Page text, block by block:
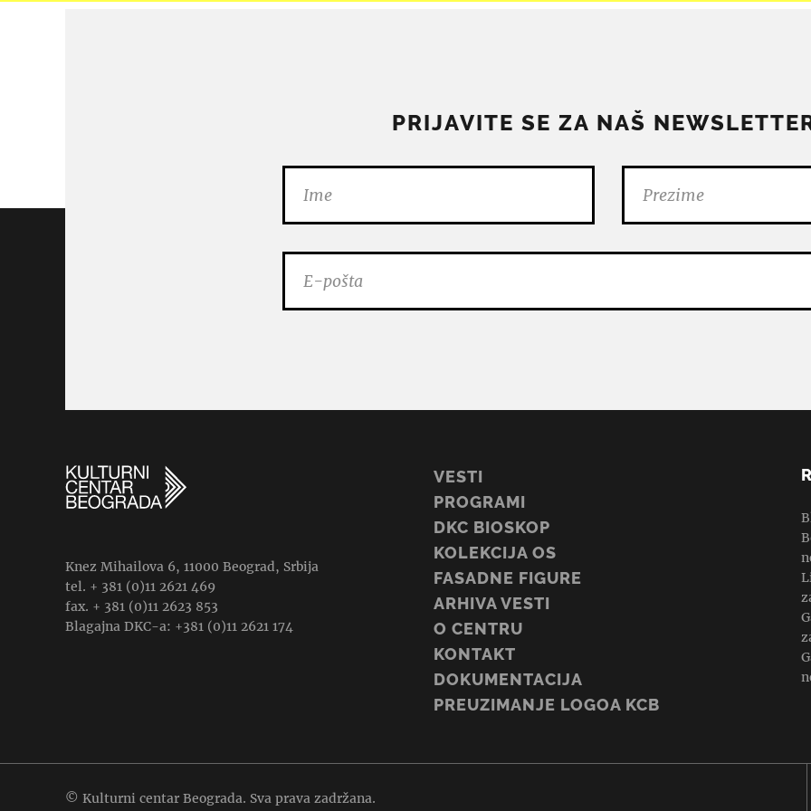
PRIJAVITE SE ZA NAŠ
Knez Mihailova 6, 11000 Beograd, Srbija
tel. + 381 (0)11 2621 469
fax. + 381 (0)11 2623 853
Blagajna DKC-a: +381 (0)11 2621 174
VESTI
PROGRAMI
DKC BIOSKOP
KOLEKCIJA OS
FASADNE FIGURE
ARHIVA VESTI
O CENTRU
KONTAKT
DOKUMENTACIJA
PREUZIMANJE LOGOA KCB
© Kulturni centar Beograda. Sva prava zadržana.